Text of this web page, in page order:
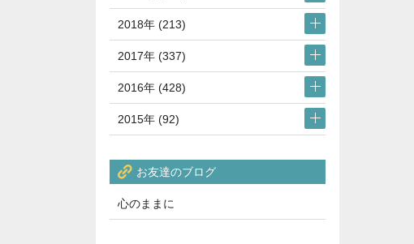
2018年 (213)
2017年 (337)
2016年 (428)
2015年 (92)
お友達のブログ
心のままに